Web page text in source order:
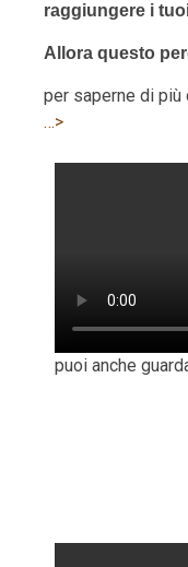
raggiungere i
Allora questo
per saperne di più
…>
puoi anche